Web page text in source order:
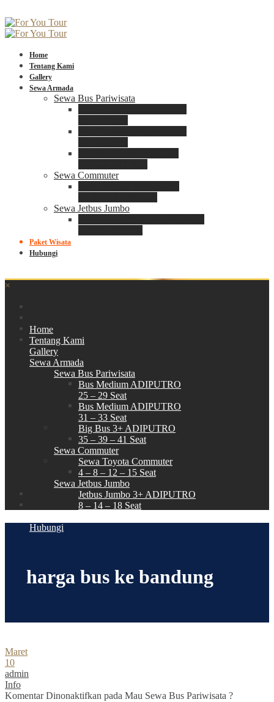
Home
Tentang Kami
Gallery
Sewa Armada
Sewa Bus Pariwisata
Sewa Commuter
Sewa Jetbus Jumbo
Paket Wisata
Hubungi
×
Home
Tentang Kami
Gallery
Sewa Armada
Sewa Bus Pariwisata
Bus Medium ADIPUTRO
25 – 29 Seat
Bus Medium ADIPUTRO
31 – 33 Seat
Big Bus 3+ ADIPUTRO
35 – 39 – 41 Seat
Sewa Commuter
Sewa Toyota Commuter
4 – 8 – 12 – 15 Seat
Sewa Jetbus Jumbo
Jetbus Jumbo 3+ ADIPUTRO
8 – 14 – 18 Seat
Hubungi
harga bus ke bandung
Maret
10
admin
Info
Komentar Dinonaktifkan pada Mau Sewa Bus Pariwisata ?